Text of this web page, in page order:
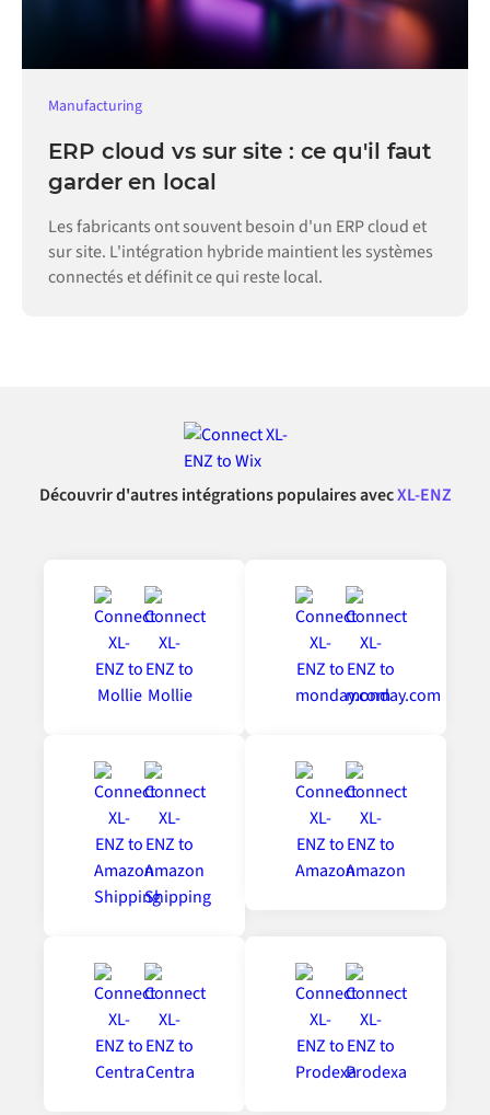
Manufacturing
ERP cloud vs sur site : ce qu'il faut
garder en local
Les fabricants ont souvent besoin d'un ERP cloud et
sur site. L'intégration hybride maintient les systèmes
connectés et définit ce qui reste local.
Découvrir d'autres intégrations populaires avecXL-ENZ